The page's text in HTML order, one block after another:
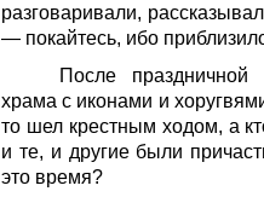
разговаривали,
— покайтесь, ибо
После
храма с иконами и
то шел крестным ходом, а
и те, и другие были
это время?